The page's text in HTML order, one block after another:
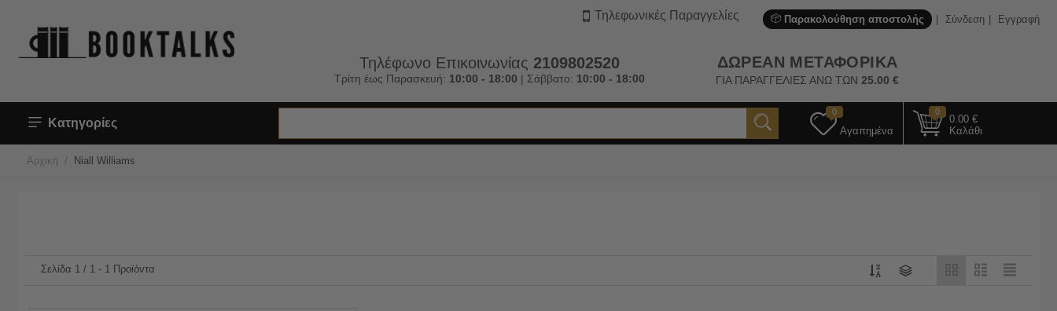
Παρακολούθηση αποστολής Σύνδεση Εγγραφή
Τηλεφωνικές Παραγγελίες
Τηλέφωνο Επικοινωνίας 2109802520
Τρίτη έως Παρασκευή: 10:00 - 18:00 | Σάββατο: 10:00 - 18:00
ΔΩΡΕΑΝ ΜΕΤΑΦΟΡΙΚΑ
ΓΙΑ ΠΑΡΑΓΓΕΛΙΕΣ ΑΝΩ ΤΩΝ25.00 €
Κατηγορίες
0
Αγαπημένα
0
0.00 €
Καλάθι
Αρχική / Niall Williams
Σελίδα 1 / 1 - 1 Προϊόντα